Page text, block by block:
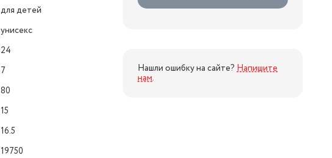
для детей
унисекс
24
7
80
15
16.5
19750
Нашли ошибку на сайте? Напишите
нам.